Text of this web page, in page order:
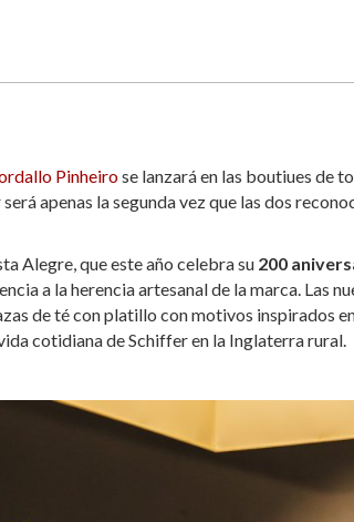
Pinheirose lanzará en las boutiues de
apenas la segunda vez que las dos
Alegre, que este año celebra su 200
a la herencia artesanal de la marca. Las
de té con platillo con motivos inspirados
cotidiana de Schiffer en la Inglaterra rural.